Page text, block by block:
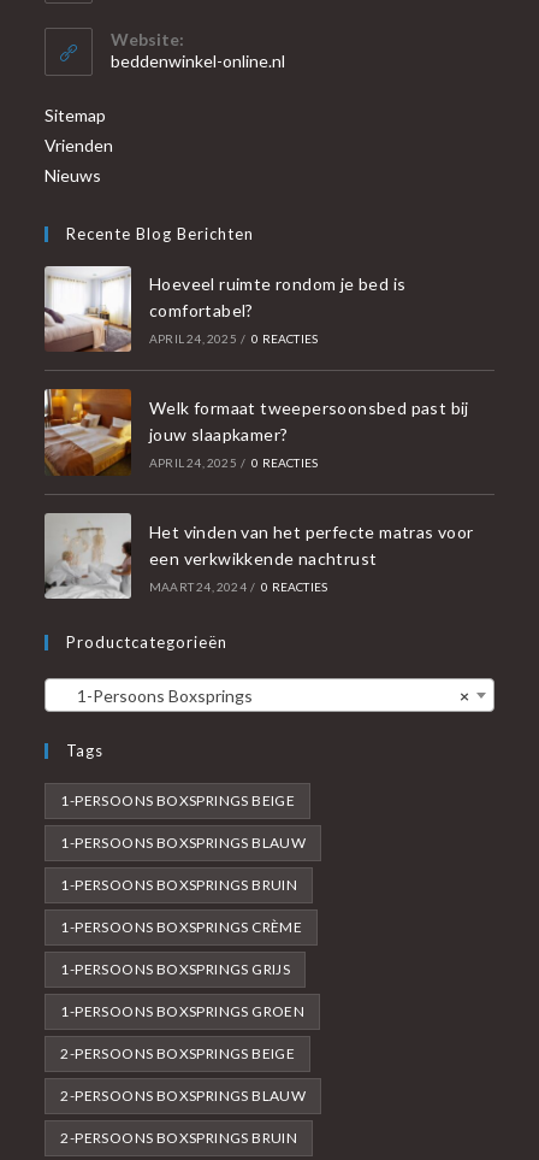
Website:
beddenwinkel-online.nl
Sitemap
Vrienden
Nieuws
Recente Blog Berichten
Hoeveel ruimte rondom je bed is
comfortabel?
APRIL 24, 2025 / 0 REACTIES
Welk formaat tweepersoonsbed past bij
jouw slaapkamer?
APRIL 24, 2025 / 0 REACTIES
Het vinden van het perfecte matras voor
een verkwikkende nachtrust
MAART 24, 2024 / 0 REACTIES
Productcategorieën
×
1-Persoons Boxsprings
Tags
1-PERSOONS BOXSPRINGS BEIGE
1-PERSOONS BOXSPRINGS BLAUW
1-PERSOONS BOXSPRINGS BRUIN
1-PERSOONS BOXSPRINGS CRÈME
1-PERSOONS BOXSPRINGS GRIJS
1-PERSOONS BOXSPRINGS GROEN
2-PERSOONS BOXSPRINGS BEIGE
2-PERSOONS BOXSPRINGS BLAUW
2-PERSOONS BOXSPRINGS BRUIN